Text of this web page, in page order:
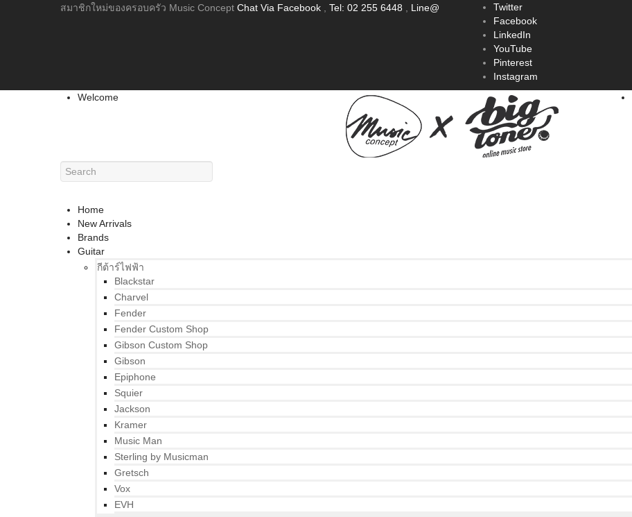
สมาชิกใหม่ของครอบครัว Music Concept Chat Via Facebook Tel: 02 255 6448 Line@
Twitter
Facebook
LinkedIn
YouTube
Pinterest
Instagram
Welcome
Home
New Arrivals
Brands
Guitar
กีต้าร์ไฟฟ้า
Blackstar
Charvel
Fender
Fender Custom Shop
Gibson Custom Shop
Gibson
Epiphone
Squier
Jackson
Kramer
Music Man
Sterling by Musicman
Gretsch
Vox
EVH